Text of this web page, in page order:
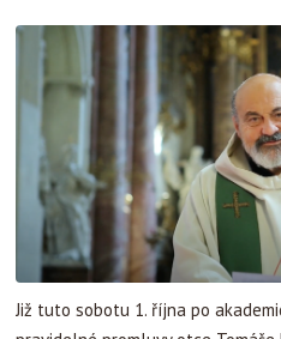
Již tuto sobotu 1. října po